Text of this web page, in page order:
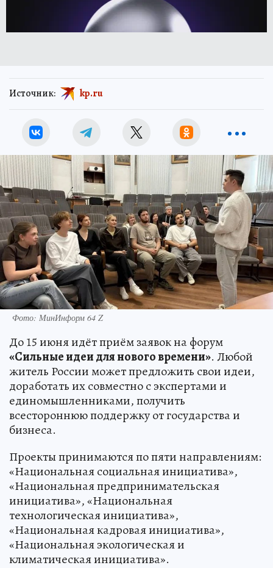
Источник: kp.ru
Фото: МинИнформ 64 Z
До 15 июня идёт приём заявок на форум
«Сильные идеи для нового времени». Любой
житель России может предложить свои идеи,
доработать их совместно с экспертами и
единомышленниками, получить
всестороннюю поддержку от государства и
бизнеса.
Проекты принимаются по пяти направлениям:
«Национальная социальная инициатива»,
«Национальная предпринимательская
инициатива», «Национальная
технологическая инициатива»,
«Национальная кадровая инициатива»,
«Национальная экологическая и
климатическая инициатива».